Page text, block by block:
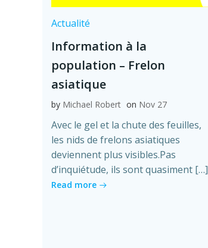
Actualité
Information à la
population – Frelon
asiatique
by Michael Robert on Nov 27
Avec le gel et la chute des feuilles,
les nids de frelons asiatiques
deviennent plus visibles.Pas
d’inquiétude, ils sont quasiment […]
Read more